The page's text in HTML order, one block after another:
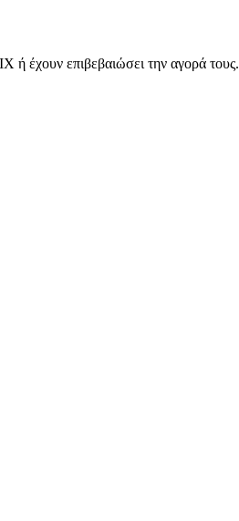
ή έχουν επιβεβαιώσει την αγορά τους.